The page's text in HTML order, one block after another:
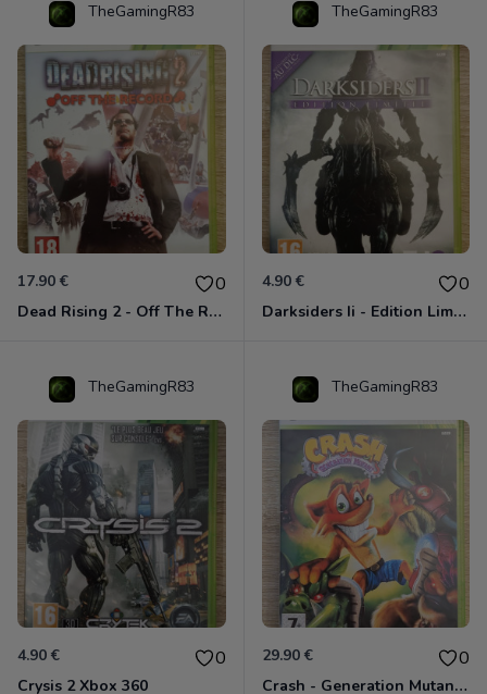
TheGamingR83
17.90 € 0
Dead Rising 2 - Off The Record Xbox 360
TheGamingR83
4.90 € 0
Darksiders Ii - Edition Limitée Xbox 360
TheGamingR83
4.90 € 0
Crysis 2 Xbox 360
TheGamingR83
29.90 € 0
Crash - Generation Mutant Xbox 360